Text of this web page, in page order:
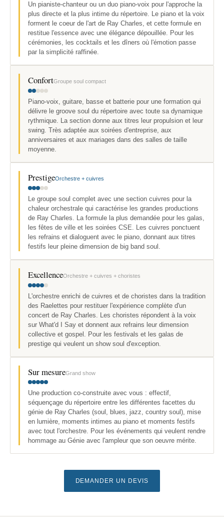
Un pianiste-chanteur ou un duo piano-voix pour l'approche la
plus directe et la plus intime du répertoire. Le piano et la voix
forment le coeur de l'art de Ray Charles, et cette formule en
restitue l'essence avec une élégance dépouillée. Pour les
cérémonies, les cocktails et les dîners où l'émotion passe
par la simplicité raffinée.
ConfortGroupe soul compact
Piano-voix, guitare, basse et batterie pour une formation qui
délivre le groove soul du répertoire avec toute sa dynamique
rythmique. La section donne aux titres leur propulsion et leur
swing. Très adaptée aux soirées d'entreprise, aux
anniversaires et aux mariages dans des salles de taille
moyenne.
PrestigeOrchestre + cuivres
Le groupe soul complet avec une section cuivres pour la
chaleur orchestrale qui caractérise les grandes productions
de Ray Charles. La formule la plus demandée pour les galas,
les fêtes de ville et les soirées CSE. Les cuivres ponctuent
les refrains et dialoguent avec le piano, donnant aux titres
festifs leur pleine dimension de big band soul.
ExcellenceOrchestre + cuivres + choristes
L'orchestre enrichi de cuivres et de choristes dans la tradition
des Raelettes pour restituer l'expérience complète d'un
concert de Ray Charles. Les choristes répondent à la voix
sur What'd I Say et donnent aux refrains leur dimension
collective et gospel. Pour les festivals et les galas de
prestige qui veulent un show soul d'exception.
Sur mesureGrand show
Une production co-construite avec vous : effectif,
séquençage du répertoire entre les différentes facettes du
génie de Ray Charles (soul, blues, jazz, country soul), mise
en lumière, moments intimes au piano et moments festifs
avec tout l'orchestre. Pour les événements qui veulent rendre
hommage au Génie avec l'ampleur que son oeuvre mérite.
DEMANDER UN DEVIS